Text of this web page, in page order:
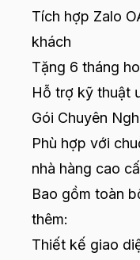
Tích hợp Zalo
khách
Tặng 6 tháng
Hỗ trợ kỹ thuật
Gói Chuyên
Phù hợp với
nhà hàng cao
Bao gồm toàn
thêm:
Thiết kế giao